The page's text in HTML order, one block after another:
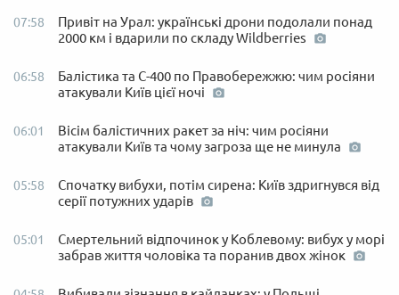
07:58
Привіт на Урал: українські дрони подолали понад
2000 км і вдарили по складу Wildberries
06:58
Балістика та С-400 по Правобережжю: чим росіяни
атакували Київ цієї ночі
06:01
Вісім балістичних ракет за ніч: чим росіяни
атакували Київ та чому загроза ще не минула
05:58
Спочатку вибухи, потім сирена: Київ здригнувся від
серії потужних ударів
05:01
Смертельний відпочинок у Коблевому: вибух у морі
забрав життя чоловіка та поранив двох жінок